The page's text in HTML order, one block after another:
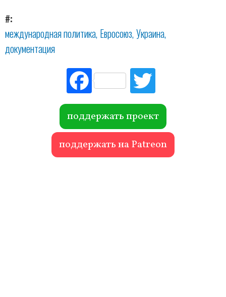
#
международная политика Евросоюз Украина
документация
Fac
ebo
ok r
поддержать проект
поддержать на Patreon